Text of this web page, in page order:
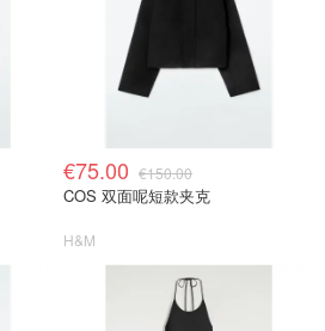
€75.00 €150.00
COS 双面呢短款夹克
H&M